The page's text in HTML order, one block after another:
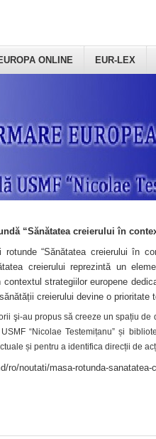
ONLINE EUR-LEX
“Sănătatea creierului în
“Sănătatea creierului în
creierului reprezintă un
strategiilor europene
creierului devine o prioritate
şi-au propus să creeze un spațiu
“Nicolae Testemițanu” și
și pentru a identifica direcții de
ro/noutati/masa-rotunda-